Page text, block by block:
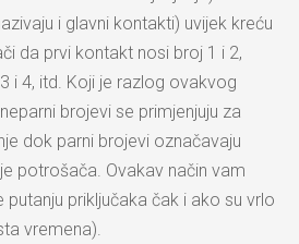
i glavni kontakti) uvijek kreću
da prvi kontakt nosi broj 1 i 2,
i 4, itd. Koji je razlog ovakvog
brojevi se primjenjuju za
dok parni brojevi označavaju
potrošača. Ovakav način vam
priključaka čak i ako su vrlo
vremena).